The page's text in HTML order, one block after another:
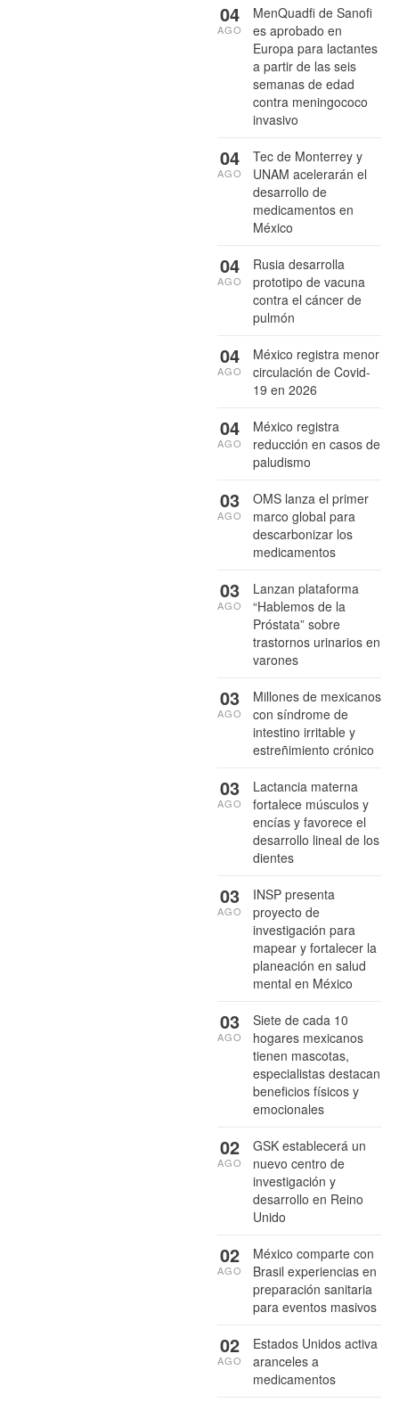
MenQuadfi de Sanofi
es aprobado en
Europa para lactantes
a partir de las seis
semanas de edad
contra meningococo
invasivo
04
AGO
Tec de Monterrey y
UNAM acelerarán el
desarrollo de
medicamentos en
México
04
AGO
Rusia desarrolla
prototipo de vacuna
contra el cáncer de
pulmón
04
AGO
México registra menor
circulación de Covid-
19 en 2026
04
AGO
México registra
reducción en casos de
paludismo
04
AGO
OMS lanza el primer
marco global para
descarbonizar los
medicamentos
03
AGO
Lanzan plataforma
“Hablemos de la
Próstata” sobre
trastornos urinarios en
varones
03
AGO
Millones de mexicanos
con síndrome de
intestino irritable y
estreñimiento crónico
03
AGO
Lactancia materna
fortalece músculos y
encías y favorece el
desarrollo lineal de los
dientes
03
AGO
INSP presenta
proyecto de
investigación para
mapear y fortalecer la
planeación en salud
mental en México
03
AGO
Siete de cada 10
hogares mexicanos
tienen mascotas,
especialistas destacan
beneficios físicos y
emocionales
03
AGO
GSK establecerá un
nuevo centro de
investigación y
desarrollo en Reino
Unido
02
AGO
México comparte con
Brasil experiencias en
preparación sanitaria
para eventos masivos
02
AGO
Estados Unidos activa
aranceles a
medicamentos
02
AGO